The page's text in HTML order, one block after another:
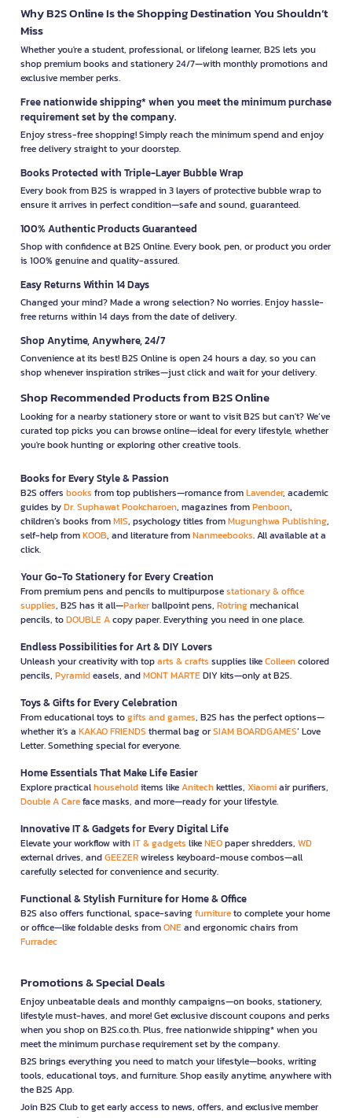
Why B2S Online Is the Shopping Destination You Shouldn’t
Miss
Whether you're a student, professional, or lifelong learner, B2S lets you
shop premium books and stationery 24/7—with monthly promotions and
exclusive member perks.
Free nationwide shipping* when you meet the minimum purchase
requirement set by the company.
Enjoy stress-free shopping! Simply reach the minimum spend and enjoy
free delivery straight to your doorstep.
Books Protected with Triple-Layer Bubble Wrap
Every book from B2S is wrapped in 3 layers of protective bubble wrap to
ensure it arrives in perfect condition—safe and sound, guaranteed.
100% Authentic Products Guaranteed
Shop with confidence at B2S Online. Every book, pen, or product you order
is 100% genuine and quality-assured.
Easy Returns Within 14 Days
Changed your mind? Made a wrong selection? No worries. Enjoy hassle-
free returns within 14 days from the date of delivery.
Shop Anytime, Anywhere, 24/7
Convenience at its best! B2S Online is open 24 hours a day, so you can
shop whenever inspiration strikes—just click and wait for your delivery.
Shop Recommended Products from B2S Online
Looking for a nearby stationery store or want to visit B2S but can't? We’ve
curated top picks you can browse online—ideal for every lifestyle, whether
you're book hunting or exploring other creative tools.
Books for Every Style & Passion
B2S offers books from top publishers—romance fromLavender, academic
guides byDr. Suphawat Pookcharoen, magazines fromPenboon,
children’s books fromMIS, psychology titles fromMugunghwa Publishing,
self-help fromKOOB, and literature fromNanmeebooks. All available at a
click.
Your Go-To Stationery for Every Creation
From premium pens and pencils to multipurposestationary & office
supplies, B2S has it all—Parkerballpoint pens, Rotringmechanical
pencils, toDOUBLE Acopy paper. Everything you need in one place.
Endless Possibilities for Art & DIY Lovers
Unleash your creativity with toparts & crafts supplies likeColleencolored
pencils, Pyramideasels, andMONT MARTEDIY kits—only at B2S.
Toys & Gifts for Every Celebration
From educational toys togifts and games, B2S has the perfect options—
whether it’s a KAKAO FRIENDS thermal bag orSIAM BOARDGAMES’ Love
Letter. Something special for everyone.
Home Essentials That Make Life Easier
Explore practicalhouseholditems likeAnitechkettles, Xiaomiair purifiers,
Double A Careface masks, and more—ready for your lifestyle.
Innovative IT & Gadgets for Every Digital Life
Elevate your workflow withIT & gadgets likeNEOpaper shredders, WD
external drives, andGEEZERwireless keyboard-mouse combos—all
carefully selected for convenience and security.
Functional & Stylish Furniture for Home & Office
B2S also offers functional, space-savingfurnitureto complete your home
or office—like foldable desks fromONEand ergonomic chairs from
Furradec
Promotions & Special Deals
Enjoy unbeatable deals and monthly campaigns—on books, stationery,
lifestyle must-haves, and more! Get exclusive discount coupons and perks
when you shop on B2S.co.th. Plus, free nationwide shipping* when you
meet the minimum purchase requirement set by the company.
B2S brings everything you need to match your lifestyle—books, writing
tools, educational toys, and furniture. Shop easily anytime, anywhere with
the B2S App.
Join B2S Club to get early access to news, offers, and exclusive member